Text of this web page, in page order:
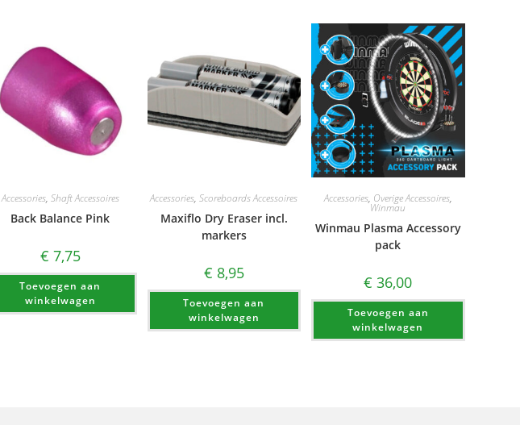
Accessories, Shaft Accessoires
Back Balance Pink
€ 7,75
Toevoegen aan
winkelwagen
Accessories,Scoreboards Accessoires
Maxiflo Dry Eraser incl.
markers
€ 8,95
Toevoegen aan
winkelwagen
Accessories, Overige Accessoires,
Winmau
Winmau Plasma Accessory
pack
€ 36,00
Toevoegen aan
winkelwagen